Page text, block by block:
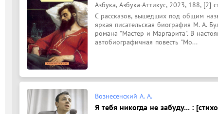
Азбука, Азбука-Аттикус, 2023, 188, [2]
С рассказов, вышедших под общим
яркая писательская биография М. А.
романа "Мастер и Маргарита". В
автобиографичная повесть "Мо...
Вознесенский А. А.
Я тебя никогда не забуду... :